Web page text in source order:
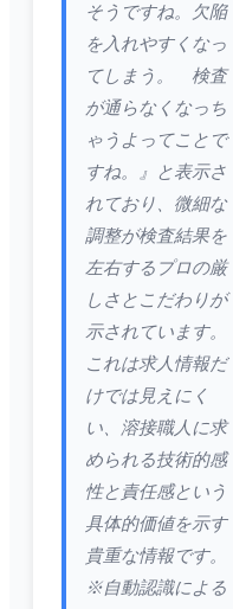
そうですね。欠陥
を入れやすくなっ
てしまう。 検査
が通らなくなっち
ゃうよってことで
すね。』と表示さ
れており、微細な
調整が検査結果を
左右するプロの厳
しさとこだわりが
示されています。
これは求人情報だ
けでは見えにく
い、溶接職人に求
められる技術的感
性と責任感という
具体的価値を示す
貴重な情報です。
※自動認識による